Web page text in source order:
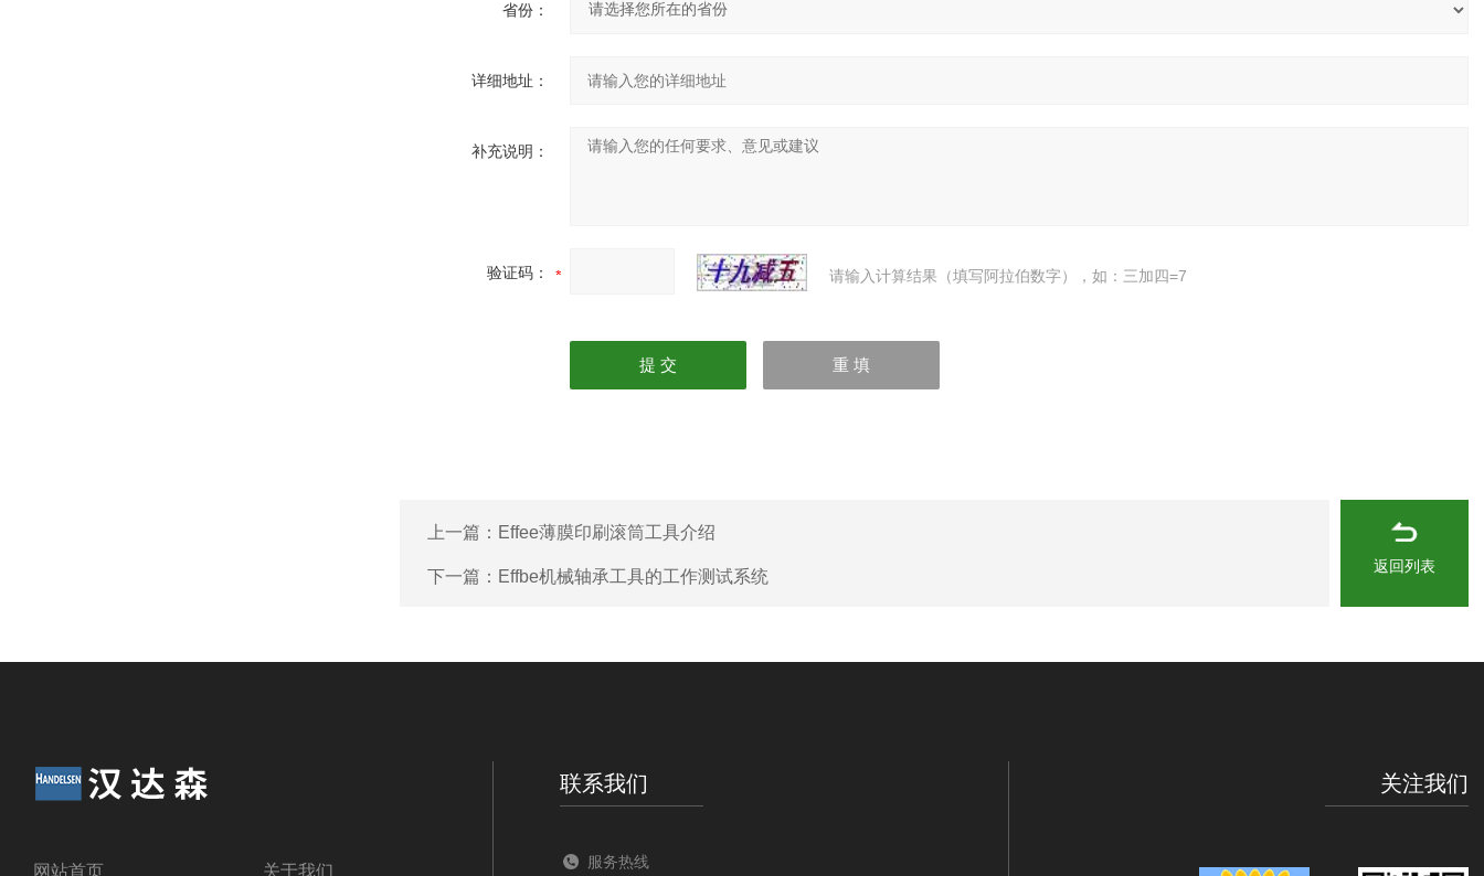
省份：
详细地址：
补充说明：
验证码： 请输入计算结果（填写阿拉伯数字），如：三加四=7
上一篇： Effee薄膜印刷滚筒工具介绍
下一篇： Effbe机械轴承工具的工作测试系统
返回列表
网站首页 关于我们
联系我们
服务热线
关注我们